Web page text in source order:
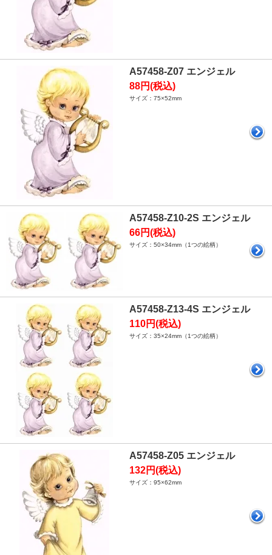
A57458-Z07 エンジェル
88円(税込)
サイズ：75×52mm
A57458-Z10-2S エンジェル
66円(税込)
サイズ：50×34mm（1つの絵柄）
A57458-Z13-4S エンジェル
110円(税込)
サイズ：35×24mm（1つの絵柄）
A57458-Z05 エンジェル
132円(税込)
サイズ：95×62mm